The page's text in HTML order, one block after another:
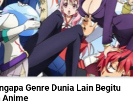
Genre Dunia Lain Begitu
Anime